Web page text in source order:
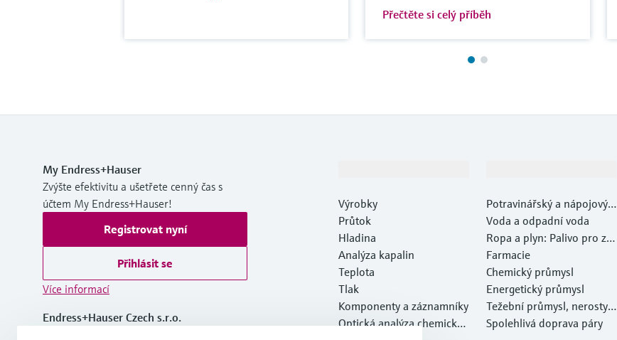
Přečtěte si celý příběh
My Endress+Hauser
Zvýšte efektivitu a ušetřete cenný čas s
účtem My Endress+Hauser!
Registrovat nyní
Přihlásit se
Více informací
Endress+Hauser Czech s.r.o.
Výrobky
Průtok
Hladina
Analýza kapalin
Teplota
Tlak
Komponenty a záznamníky
Optická analýza chemickýc
Potravinářský a nápojový p
růmysl
Voda a odpadní voda
Ropa a plyn: Palivo pro za
myšlení
Farmacie
Chemický průmysl
Energetický průmysl
Težební průmysl, nerosty a
kovy
Spolehlivá doprava páry